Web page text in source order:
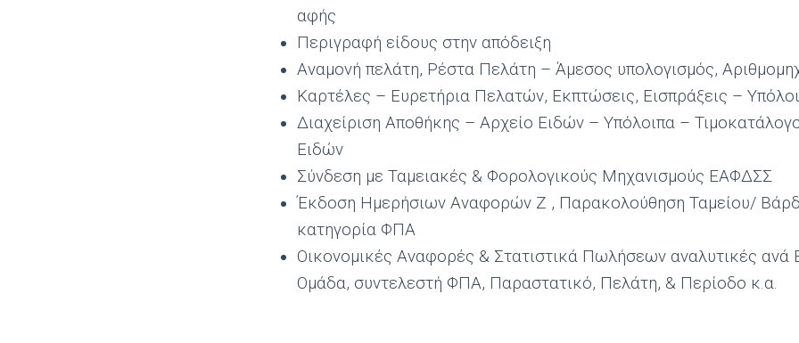
αφής
Περιγραφή είδους στην απόδειξη
Αναμονή πελάτη, Ρέστα Πελάτη – Άμεσος υπολογισμός,
Καρτέλες – Ευρετήρια Πελατών, Εκπτώσεις, Εισπράξεις –
Διαχείριση Αποθήκης – Αρχείο Ειδών – Υπόλοιπα –
Ειδών
Σύνδεση με Ταμειακές & Φορολογικούς Μηχανισμούς ΕΑΦΔΣΣ
Έκδοση Ημερήσιων Αναφορών Ζ , Παρακολούθηση Ταμείου/
κατηγορία ΦΠΑ
Οικονομικές Αναφορές & Στατιστικά Πωλήσεων αναλυτικές ανά
Ομάδα, συντελεστή ΦΠΑ, Παραστατικό, Πελάτη, & Περίοδο κ.α.